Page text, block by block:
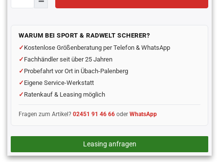
WARUM BEI SPORT & RADWELT SCHERER?
Kostenlose Größenberatung per Telefon & WhatsApp
Fachhändler seit über 25 Jahren
Probefahrt vor Ort in Übach-Palenberg
Eigene Service-Werkstatt
Ratenkauf & Leasing möglich
Fragen zum Artikel?02451 91 46 66 oderWhatsApp
Leasing anfragen